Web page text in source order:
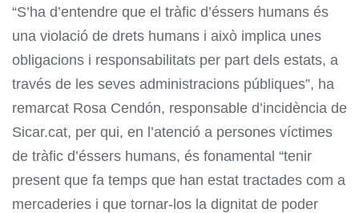
“S’ha d’entendre que el tràfic d’éssers humans és
una violació de drets humans i això implica unes
obligacions i responsabilitats per part dels estats, a
través de les seves administracions públiques”, ha
remarcat Rosa Cendón, responsable d’incidència de
Sicar.cat, per qui, en l’atenció a persones víctimes
de tràfic d’éssers humans, és fonamental “tenir
present que fa temps que han estat tractades com a
mercaderies i que tornar-los la dignitat de poder